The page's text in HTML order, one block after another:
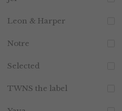
Leon & Harper
Notre
Selected
TWNS the label